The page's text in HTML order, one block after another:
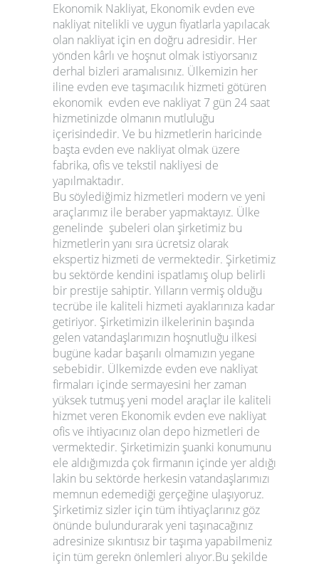
Ekonomik Nakliyat, Ekonomik evden eve
nakliyat nitelikli ve uygun fiyatlarla yapılacak
olan nakliyat için en doğru adresidir. Her
yönden kârlı ve hoşnut olmak istiyorsanız
derhal bizleri aramalısınız. Ülkemizin her
iline evden eve taşımacılık hizmeti götüren
ekonomik evden eve nakliyat 7 gün 24 saat
hizmetinizde olmanın mutluluğu
içerisindedir. Ve bu hizmetlerin haricinde
başta evden eve nakliyat olmak üzere
fabrika, ofis ve tekstil nakliyesi de
yapılmaktadır.
Bu söylediğimiz hizmetleri modern ve yeni
araçlarımız ile beraber yapmaktayız. Ülke
genelinde şubeleri olan şirketimiz bu
hizmetlerin yanı sıra ücretsiz olarak
ekspertiz hizmeti de vermektedir. Şirketimiz
bu sektörde kendini ispatlamış olup belirli
bir prestije sahiptir. Yılların vermiş olduğu
tecrübe ile kaliteli hizmeti ayaklarınıza kadar
getiriyor. Şirketimizin ilkelerinin başında
gelen vatandaşlarımızın hoşnutluğu ilkesi
bugüne kadar başarılı olmamızın yegane
sebebidir. Ülkemizde evden eve nakliyat
firmaları içinde sermayesini her zaman
yüksek tutmuş yeni model araçlar ile kaliteli
hizmet veren Ekonomik evden eve nakliyat
ofis ve ihtiyacınız olan depo hizmetleri de
vermektedir. Şirketimizin şuanki konumunu
ele aldığımızda çok firmanın içinde yer aldığı
lakin bu sektörde herkesin vatandaşlarımızı
memnun edemediği gerçeğine ulaşıyoruz.
Şirketimiz sizler için tüm ihtiyaçlarınız göz
önünde bulundurarak yeni taşınacağınız
adresinize sıkıntısız bir taşıma yapabilmeniz
için tüm gerekn önlemleri alıyor.Bu şekilde